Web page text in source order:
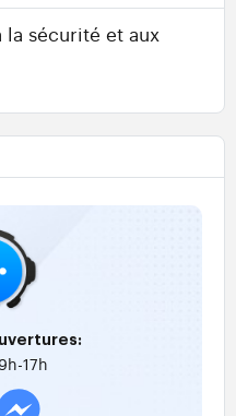
la sécurité et aux
17h